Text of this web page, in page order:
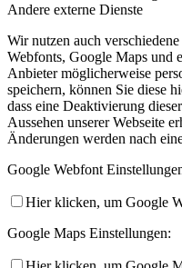
Andere externe Dienste
Wir nutzen auch
Webfonts, Google Maps und
Anbieter möglicherweise
speichern, können Sie diese
dass eine Deaktivierung
Aussehen unserer Webseite
Änderungen werden nach
Google Webfont
Hier klicken, um Google
Google Maps Einstellungen: